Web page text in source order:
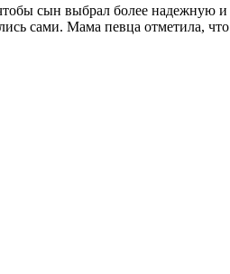
сын выбрал более надежную
сами. Мама певца отметила,